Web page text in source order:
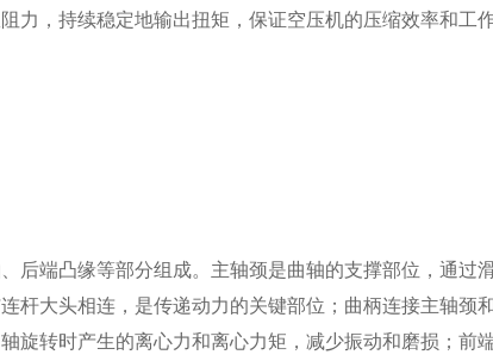
力，持续稳定地输出扭矩，保证空压机的压缩效率和工
后端凸缘等部分组成。主轴颈是曲轴的支撑部位，通过
杆大头相连，是传递动力的关键部位；曲柄连接主轴颈
旋转时产生的离心力和离心力矩，减少振动和磨损；前